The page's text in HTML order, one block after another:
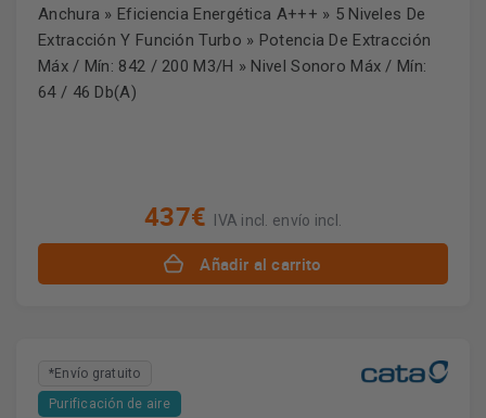
Anchura » Eficiencia Energética A+++ » 5 Niveles De
Extracción Y Función Turbo » Potencia De Extracción
Máx / Mín: 842 / 200 M3/H » Nivel Sonoro Máx / Mín:
64 / 46 Db(A)
437€ IVA incl. envío incl.
Añadir al carrito
*Envío gratuito
Purificación de aire